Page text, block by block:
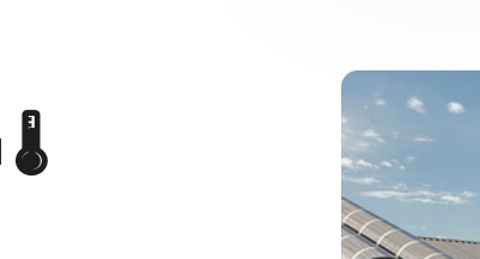
🌡️